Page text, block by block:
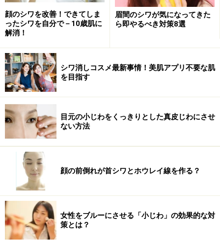
【STEP1】マッサージクリームを手にとり、左側のリン
パ節＝左側の鎖骨のくぼみに手（指4本程度）をあて、
外側から中心にむかってやさしくさすります。くぼみの
中にゴリゴリとしたかたまりのようなものを感じたら、
リンパが滞っている証拠です。無理をせず、ゆっくりや
さしくさすります。
顔のシワを改善！できてしま
ったシワを自分で－10歳肌に
解消！
眉間のシワが気になってきた
ら即やるべき対策8選
シワ消しコスメ最新事情！美肌アプリ不要な肌
を目指す
目元の小じわをくっきりとした真皮じわにさせ
ない方法
顔の前倒れが首シワとホウレイ線を作る？
女性をブルーにさせる「小じわ」の効果的な対
策とは？